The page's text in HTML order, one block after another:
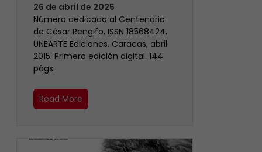
26 de abril de 2025
Número dedicado al Centenario
de César Rengifo. ISSN 18568424.
UNEARTE Ediciones. Caracas, abril
2015. Primera edición digital. 144
págs.
Read More